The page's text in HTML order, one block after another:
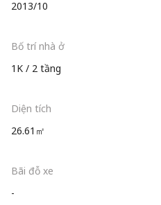
2013/10
Bố trí nhà ở
1K / 2 tầng
Diện tích
26.61㎡
Bãi đỗ xe
-